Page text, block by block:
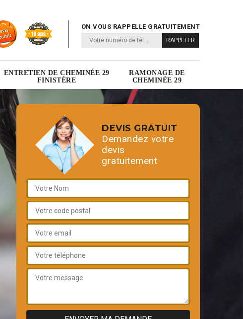
ON VOUS RAPPELLE GRATUITEMENT
ENTRETIEN DE CHEMINÉE 29
FINISTÈRE
RAMONAGE DE
CHEMINÉE 29
DEVIS GRATUIT
Demandez votre
devis
gratuitement